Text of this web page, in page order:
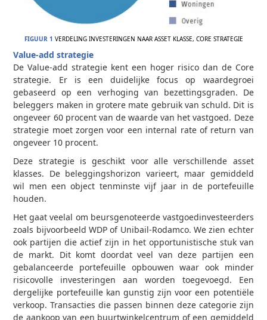
FIGUUR 1 VERDELING INVESTERINGEN NAAR ASSET KLASSE, CORE STRATEGIE
Value-add strategie
De Value-add strategie kent een hoger risico dan de Core
strategie. Er is een duidelijke focus op waardegroei
gebaseerd op een verhoging van bezettingsgraden. De
beleggers maken in grotere mate gebruik van schuld. Dit is
ongeveer 60 procent van de waarde van het vastgoed. Deze
strategie moet zorgen voor een internal rate of return van
ongeveer 10 procent.
Deze strategie is geschikt voor alle verschillende asset
klasses. De beleggingshorizon varieert, maar gemiddeld
wil men een object tenminste vijf jaar in de portefeuille
houden.
Het gaat veelal om beursgenoteerde vastgoedinvesteerders
zoals bijvoorbeeld WDP of Unibail-Rodamco. We zien echter
ook partijen die actief zijn in het opportunistische stuk van
de markt. Dit komt doordat veel van deze partijen een
gebalanceerde portefeuille opbouwen waar ook minder
risicovolle investeringen aan worden toegevoegd. Een
dergelijke portefeuille kan gunstig zijn voor een potentiële
verkoop. Transacties die passen binnen deze categorie zijn
de aankoop van een buurtwinkelcentrum of een gemiddeld